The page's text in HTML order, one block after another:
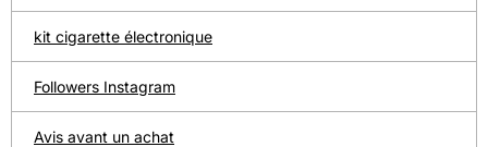
kit cigarette électronique
Followers Instagram
Avis avant un achat